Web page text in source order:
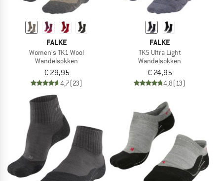
FALKE
Women's TK1 Wool
Wandelsokken
€ 29,95
4,7(23)
FALKE
TK5 Ultra Light
Wandelsokken
€ 24,95
4,8(13)